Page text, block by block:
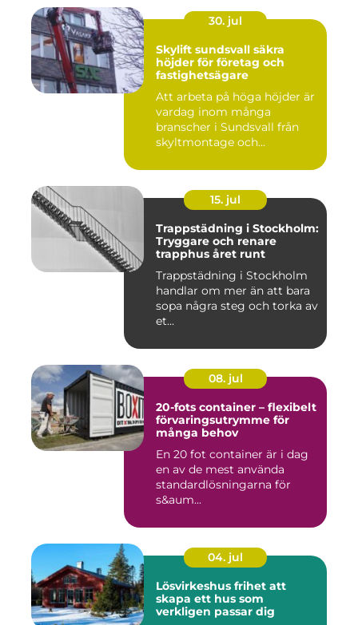
30. jul
Skylift sundsvall säkra
höjder för företag och
fastighetsägare
Att arbeta på höga höjder är
vardag inom många
branscher i Sundsvall från
skyltmontage och
15. jul
Trappstädning i Stockholm:
Tryggare och renare
trapphus året runt
Trappstädning i Stockholm
handlar om mer än att bara
sopa några steg och torka av
et...
08. jul
20-fots container – flexibelt
förvaringsutrymme för
många behov
En 20 fot container är i dag
en av de mest använda
standardlösningarna för
s&aum...
04. jul
Lösvirkeshus frihet att
skapa ett hus som
verkligen passar dig